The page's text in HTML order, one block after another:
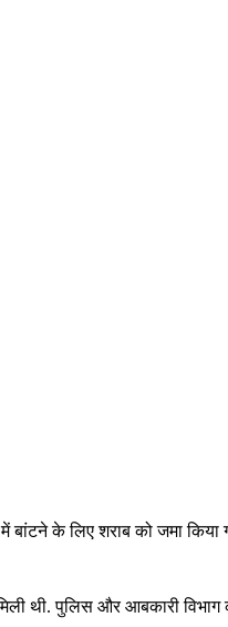
बांटने के लिए शराब को जमा किया
थी. पुलिस और आबकारी विभाग